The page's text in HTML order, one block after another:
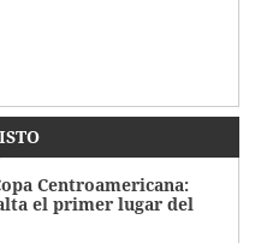
Centroamericana:
el primer lugar del